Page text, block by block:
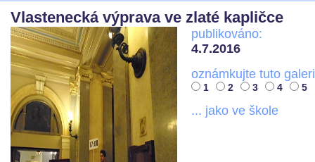
Vlastenecká výprava ve zlaté kapličce
publikováno:
4.7.2016
oznámkujte tuto
1 2 3 4 5
... jako ve škole